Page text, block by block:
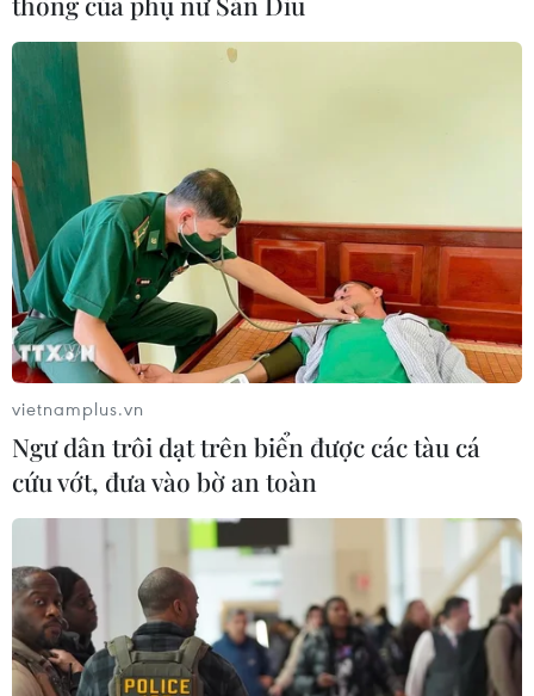
vietnamplus.vn
Ngư dân trôi dạt trên biển được các tàu cá
cứu vớt, đưa vào bờ an toàn